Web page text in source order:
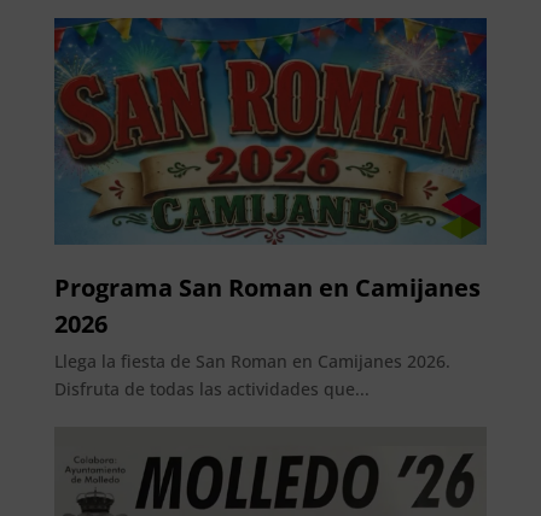
Programa San Roman en Camijanes
2026
Llega la fiesta de San Roman en Camijanes 2026.
Disfruta de todas las actividades que...